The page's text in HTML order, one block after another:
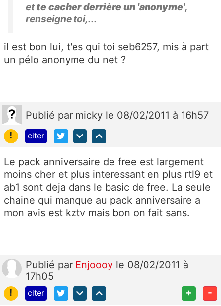
ette cacher derrière un 'anonyme',
renseigne toi,...
il est bon lui, t'es qui toi seb6257, mis à part
un pélo anonyme du net ?
Publié par micky le 08/02/2011 à 16h57
!
citer
Le pack anniversaire de free est largement
moins cher et plus interessant en plus rtl9 et
ab1 sont deja dans le basic de free. La seule
chaine qui manque au pack anniversaire a
mon avis est kztv mais bon on fait sans.
Publié par Enjoooy le 08/02/2011 à
17h05
!
citer + -